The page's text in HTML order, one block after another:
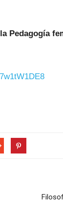
Pedagogía